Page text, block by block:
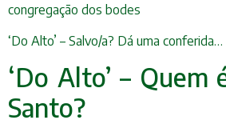
congregação dos bodes
‘Do Alto’ – Salvo/a? Dá uma conferida…
‘Do Alto’ – Quem
Santo?